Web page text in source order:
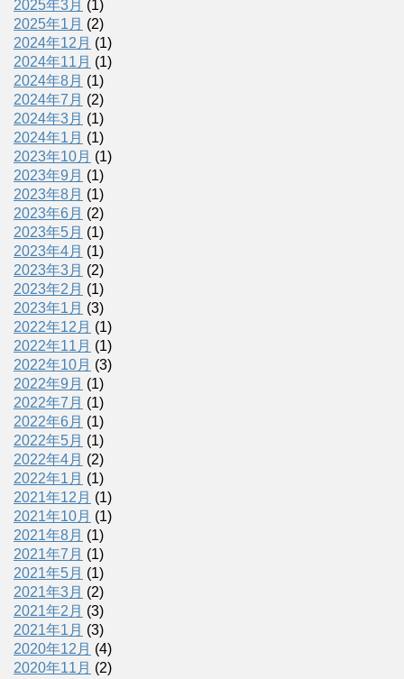
2025年3月 (1)
2025年1月 (2)
2024年12月 (1)
2024年11月 (1)
2024年8月 (1)
2024年7月 (2)
2024年3月 (1)
2024年1月 (1)
2023年10月 (1)
2023年9月 (1)
2023年8月 (1)
2023年6月 (2)
2023年5月 (1)
2023年4月 (1)
2023年3月 (2)
2023年2月 (1)
2023年1月 (3)
2022年12月 (1)
2022年11月 (1)
2022年10月 (3)
2022年9月 (1)
2022年7月 (1)
2022年6月 (1)
2022年5月 (1)
2022年4月 (2)
2022年1月 (1)
2021年12月 (1)
2021年10月 (1)
2021年8月 (1)
2021年7月 (1)
2021年5月 (1)
2021年3月 (2)
2021年2月 (3)
2021年1月 (3)
2020年12月 (4)
2020年11月 (2)